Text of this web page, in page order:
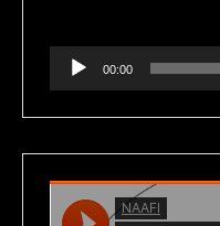
00:00